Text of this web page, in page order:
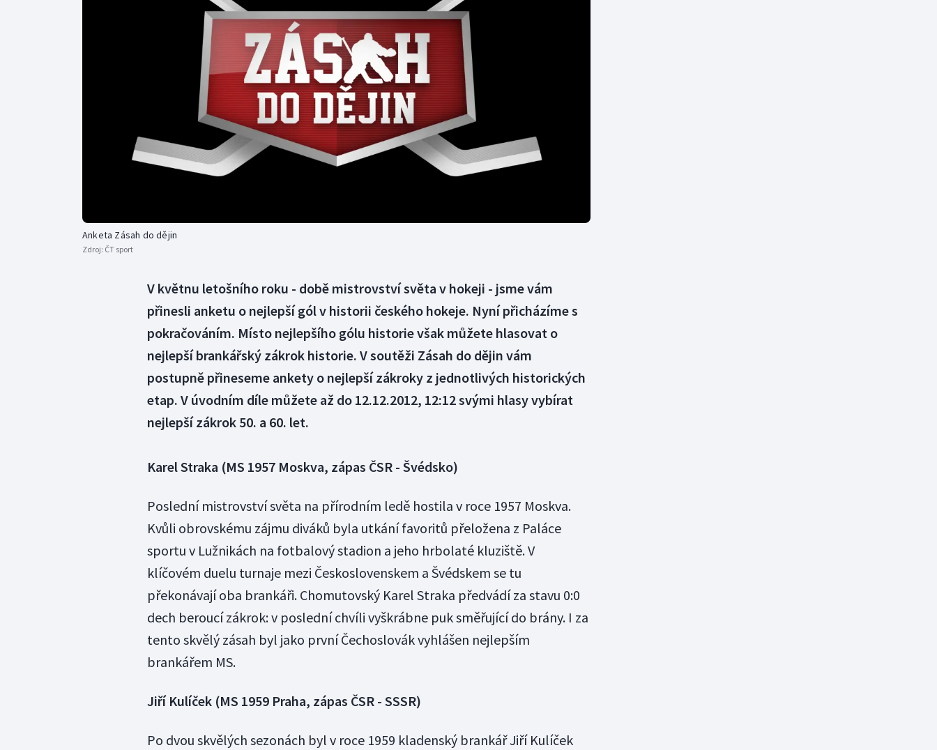
Curling
Dostihy
Florbal
Golf
Gymnastika
Moderní pětiboj
Motorsport
Olympijské hry
Parasport
Plavání
Plážový volejbal
Ostatní
Anketa Zásah do dějin
Zdroj: ČT sport
V květnu letošního roku - době mistrovství světa v hokeji - jsme vám
přinesli anketu o nejlepší gól v historii českého hokeje. Nyní přicházíme s
pokračováním. Místo nejlepšího gólu historie však můžete hlasovat o
nejlepší brankářský zákrok historie. V soutěži Zásah do dějin vám
postupně přineseme ankety o nejlepší zákroky z jednotlivých historických
etap. V úvodním díle můžete až do 12.12.2012, 12:12 svými hlasy vybírat
nejlepší zákrok 50. a 60. let.
Karel Straka (MS 1957 Moskva, zápas ČSR - Švédsko)
Poslední mistrovství světa na přírodním ledě hostila v roce 1957 Moskva.
Kvůli obrovskému zájmu diváků byla utkání favoritů přeložena z Paláce
sportu v Lužnikách na fotbalový stadion a jeho hrbolaté kluziště. V
klíčovém duelu turnaje mezi Československem a Švédskem se tu
překonávají oba brankáři. Chomutovský Karel Straka předvádí za stavu 0:0
dech beroucí zákrok: v poslední chvíli vyškrábne puk směřující do brány. I za
tento skvělý zásah byl jako první Čechoslovák vyhlášen nejlepším
brankářem MS.
Jiří Kulíček (MS 1959 Praha, zápas ČSR - SSSR)
Po dvou skvělých sezonách byl v roce 1959 kladenský brankář Jiří Kulíček